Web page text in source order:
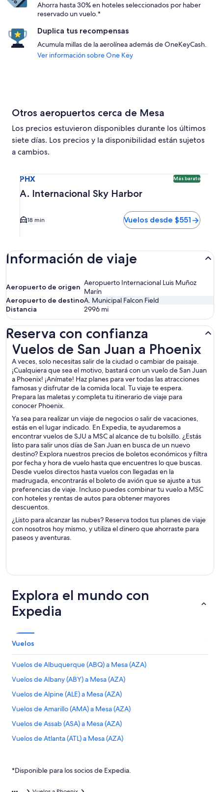
Ahorra hasta 30% en hoteles seleccionados por haber
reservado un vuelo.*
Duplica tus recompensas
Acumula millas de la aerolínea además de OneKeyCash.
Ver información sobre One Key
Otros aeropuertos cerca de Mesa
Los precios estuvieron disponibles durante los últimos
siete días. Los precios y la disponibilidad están sujetos
a cambios.
PHX Más barato
A. Internacional Sky Harbor
18 min Vuelos desde $551
Información de viaje
Aeropuerto de origen Aeropuerto Internacional Luis Muñoz
Marín
Aeropuerto de destinoA. Municipal Falcon Field
Distancia
2996 mi
Reserva con confianza
Vuelos de San Juan a Phoenix
A veces, solo necesitas salir de la ciudad o cambiar de paisaje.
¡Cualquiera que sea el motivo, bastará con un vuelo de San Juan
a Phoenix! ¡Anímate! Haz planes para ver todas las atracciones
famosas y disfrutar de la comida local. Tu viaje te espera.
Prepara las maletas y completa tu itinerario de viaje para
conocer Phoenix.
Ya sea para realizar un viaje de negocios o salir de vacaciones,
estás en el lugar indicado. En Expedia, te ayudaremos a
encontrar vuelos de SJU a MSC al alcance de tu bolsillo. ¿Estás
listo para salir unos días de San Juan en busca de un nuevo
destino? Explora nuestros precios de boletos económicos y filtra
por fecha y hora de vuelo hasta que encuentres lo que buscas.
Desde vuelos directos hasta vuelos con llegadas en la
madrugada, encontrarás el boleto de avión que se ajuste a tus
preferencias de viaje. Incluso puedes combinar tu vuelo a MSC
con hoteles y rentas de autos para obtener mayores
descuentos.
¿Listo para alcanzar las nubes? Reserva todos tus planes de viaje
con nosotros hoy mismo, y utiliza el dinero que ahorraste para
paseos y aventuras.
Vuelos de San Juan a Phoenix
Explora el mundo con
Expedia
Vuelos
Vuelos de Albuquerque (ABQ) a Mesa (AZA)
Vuelos de Albany (ABY) a Mesa (AZA)
Vuelos de Alpine (ALE) a Mesa (AZA)
Vuelos de Amarillo (AMA) a Mesa (AZA)
Vuelos de Assab (ASA) a Mesa (AZA)
Vuelos de Atlanta (ATL) a Mesa (AZA)
Vuelos de Hartford (BDL) a Mesa (AZA)
*Disponible para los socios de Expedia.